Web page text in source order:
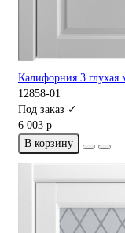
Калифорния 3 глухая
12858-01
Под заказ ✓
6 003 р
В корзину